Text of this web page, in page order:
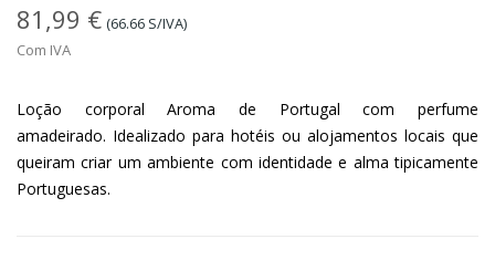
81,99 € (66.66 S/IVA)
Com IVA
Loção corporal Aroma de Portugal com perfume
amadeirado. Idealizado para hotéis ou alojamentos locais que
queiram criar um ambiente com identidade e alma tipicamente
Portuguesas.